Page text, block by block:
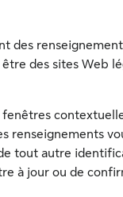
des
des sites Web
renseignements
tout autre
à jour ou de